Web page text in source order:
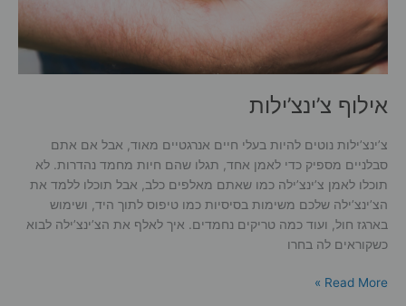
אילוף צ’ינצ’ילות
צ’ינצ’ילות נוטים להיות בעלי חיים אנרגטיים מאוד, אבל אם אתם
סבלניים מספיק כדי לאמן אחד, תגלו שהם חיות מחמד נהדרות. לא
תוכלו לאמן צ’ינצ’ילה כמו שאתם מאלפים כלב, אבל תוכלו ללמד את
הצ’ינצ’ילה שלכם משימות בסיסיות כמו טיפוס לתוך היד, ושימוש
בארגז חול, ועוד כמה טריקים נחמדים. איך לאלף את הצ’ינצ’ילה לבוא
כשקוראים לה בחרו
אילוף
Read More »